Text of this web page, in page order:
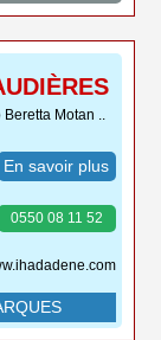
Motan ..
En savoir plus
0550 08 11 52